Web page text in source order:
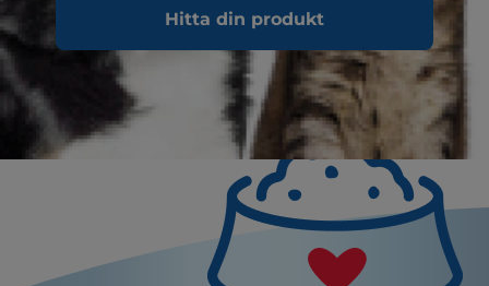
Hitta din produkt
enda träningspass, se klicker-träning.